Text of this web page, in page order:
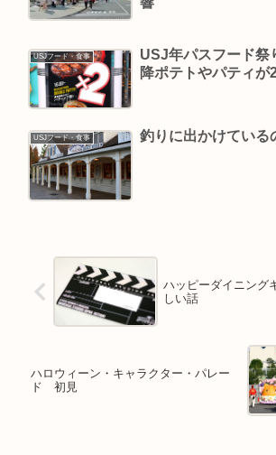
USJフード・食事
USJ年パスフード祭
降ポテトやパティが
USJフード・食事 釣りに出かけている
ハッピーダイニング
しい話
ハロウィーン・キャラクター・パレー
ド 初見